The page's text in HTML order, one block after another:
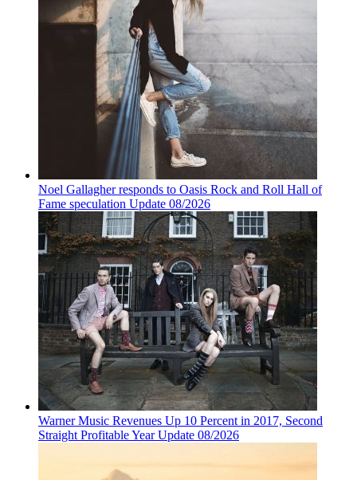
Noel Gallagher responds to Oasis Rock and Roll Hall of
Fame speculation Update 08/2026
Warner Music Revenues Up 10 Percent in 2017, Second
Straight Profitable Year Update 08/2026